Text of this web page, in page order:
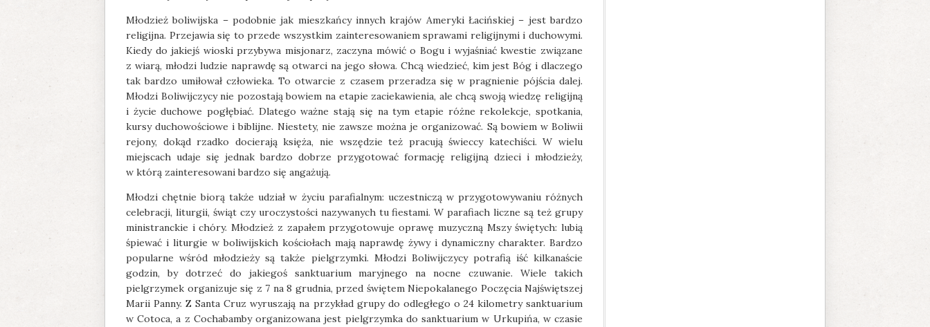
Młodzież boliwijska – podobnie jak mieszkańcy innych krajów Ameryki Łacińskiej – jest bardzo
religijna. Przejawia się to przede wszystkim zainteresowaniem sprawami religijnymi i duchowymi.
Kiedy do jakiejś wioski przybywa misjonarz, zaczyna mówić o Bogu i wyjaśniać kwestie związane
z wiarą, młodzi ludzie naprawdę są otwarci na jego słowa. Chcą wiedzieć, kim jest Bóg i dlaczego
tak bardzo umiłował człowieka. To otwarcie z czasem przeradza się w pragnienie pójścia dalej.
Młodzi Boliwijczycy nie pozostają bowiem na etapie zaciekawienia, ale chcą swoją wiedzę religijną
i życie duchowe pogłębiać. Dlatego ważne stają się na tym etapie różne rekolekcje, spotkania,
kursy duchowościowe i biblijne. Niestety, nie zawsze można je organizować. Są bowiem w Boliwii
rejony, dokąd rzadko docierają księża, nie wszędzie też pracują świeccy katechiści. W wielu
miejscach udaje się jednak bardzo dobrze przygotować formację religijną dzieci i młodzieży,
w którą zainteresowani bardzo się angażują.
Młodzi chętnie biorą także udział w życiu parafialnym: uczestniczą w przygotowywaniu różnych
celebracji, liturgii, świąt czy uroczystości nazywanych tu fiestami. W parafiach liczne są też grupy
ministranckie i chóry. Młodzież z zapałem przygotowuje oprawę muzyczną Mszy świętych: lubią
śpiewać i liturgie w boliwijskich kościołach mają naprawdę żywy i dynamiczny charakter. Bardzo
popularne wśród młodzieży są także pielgrzymki. Młodzi Boliwijczycy potrafią iść kilkanaście
godzin, by dotrzeć do jakiegoś sanktuarium maryjnego na nocne czuwanie. Wiele takich
pielgrzymek organizuje się z 7 na 8 grudnia, przed świętem Niepokalanego Poczęcia Najświętszej
Marii Panny. Z Santa Cruz wyruszają na przykład grupy do odległego o 24 kilometry sanktuarium
w Cotoca, a z Cochabamby organizowana jest pielgrzymka do sanktuarium w Urkupińa, w czasie